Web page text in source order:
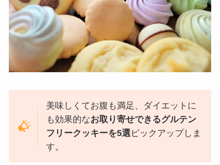
美味しくてお腹も満足、ダイエットに
も効果的なお取り寄せできるグルテン
フリークッキーを5選 ピックアップしま
す。